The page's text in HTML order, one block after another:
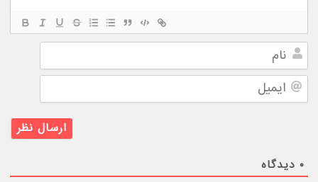
نام
ایمیل
۰ دیدگاه